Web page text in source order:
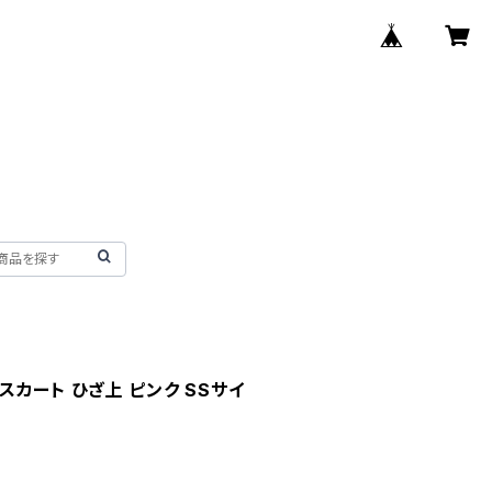
ート ひざ上 ピンク SSサイ